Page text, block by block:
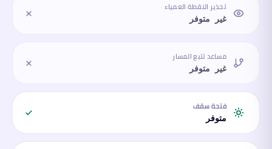
تحذير النقطة العمياء
غير متوفر
مساعد تتبع المسار
غير متوفر
فتحة سقف
متوفر